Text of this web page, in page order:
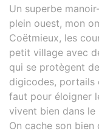
Un superbe
plein ouest, mon
Coëtmieux, les
petit village avec
qui se protègent
digicodes, portails
faut pour éloigner
vivent bien dans le
On cache son bien